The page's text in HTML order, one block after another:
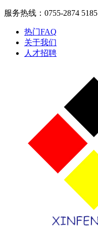
服务热线：0755-2874 5185
热门FAQ
关于我们
人才招聘